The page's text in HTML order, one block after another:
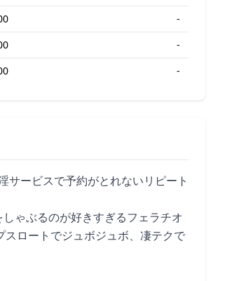
-
-
-
ービスで予約がとれないリピート
ゃぶるのが好きすぎるフェラチオ
ロートでジュボジュボ、凄テクで